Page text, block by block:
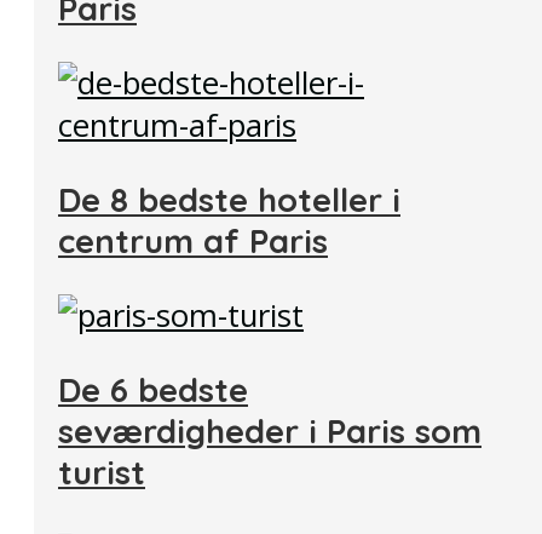
De 8 bedste hoteller i
centrum af Paris
De 6 bedste
seværdigheder i Paris som
turist